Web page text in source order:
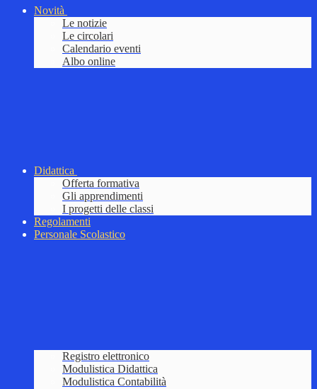
Novità
Le notizie
Le circolari
Calendario eventi
Albo online
Didattica
Offerta formativa
Gli apprendimenti
I progetti delle classi
Regolamenti
Personale Scolastico
Registro elettronico
Modulistica Didattica
Modulistica Contabilità